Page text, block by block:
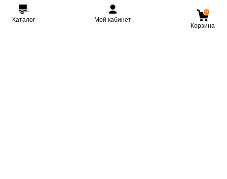
Каталог Мой кабинет
0
Корзина